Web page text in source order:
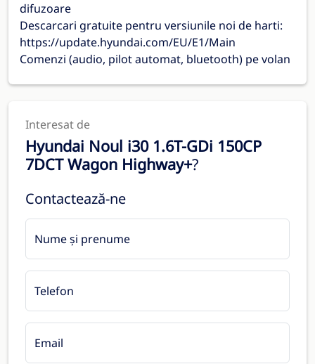
difuzoare
Descarcari gratuite pentru versiunile noi de harti:
https://update.hyundai.com/EU/E1/Main
Comenzi (audio, pilot automat, bluetooth) pe volan
Interesat de
Hyundai Noul i30 1.6T-GDi 150CP
7DCT Wagon Highway+?
Contactează-ne
Nume și prenume
Telefon
Email